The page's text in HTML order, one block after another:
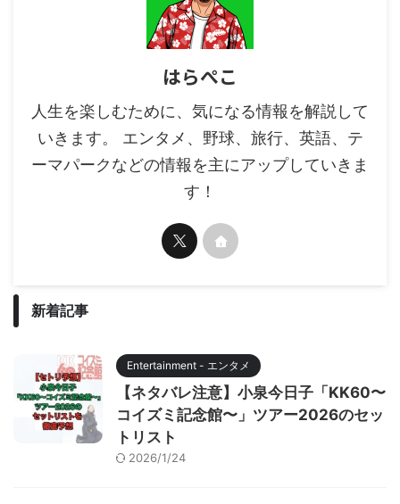
はらぺこ
人生を楽しむために、気になる情報を解説して
いきます。 エンタメ、野球、旅行、英語、テ
ーマパークなどの情報を主にアップしていきま
す！
新着記事
Entertainment - エンタメ
【ネタバレ注意】小泉今日子「KK60〜
コイズミ記念館〜」ツアー2026のセッ
トリスト
2026/1/24